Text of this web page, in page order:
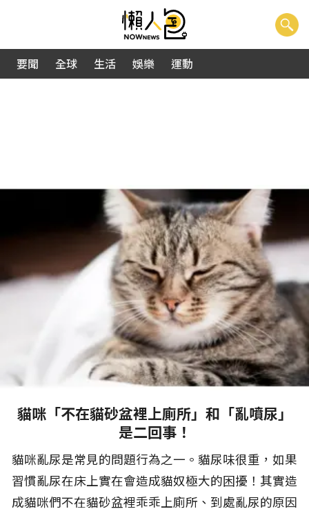
要聞 全球 生活 娛樂 運動
貓咪「不在貓砂盆裡上廁所」和「亂噴尿」
是二回事！
貓咪亂尿是常見的問題行為之一。貓尿味很重，如果
習慣亂尿在床上實在會造成貓奴極大的困擾！其實造
成貓咪們不在貓砂盆裡乖乖上廁所、到處亂尿的原因